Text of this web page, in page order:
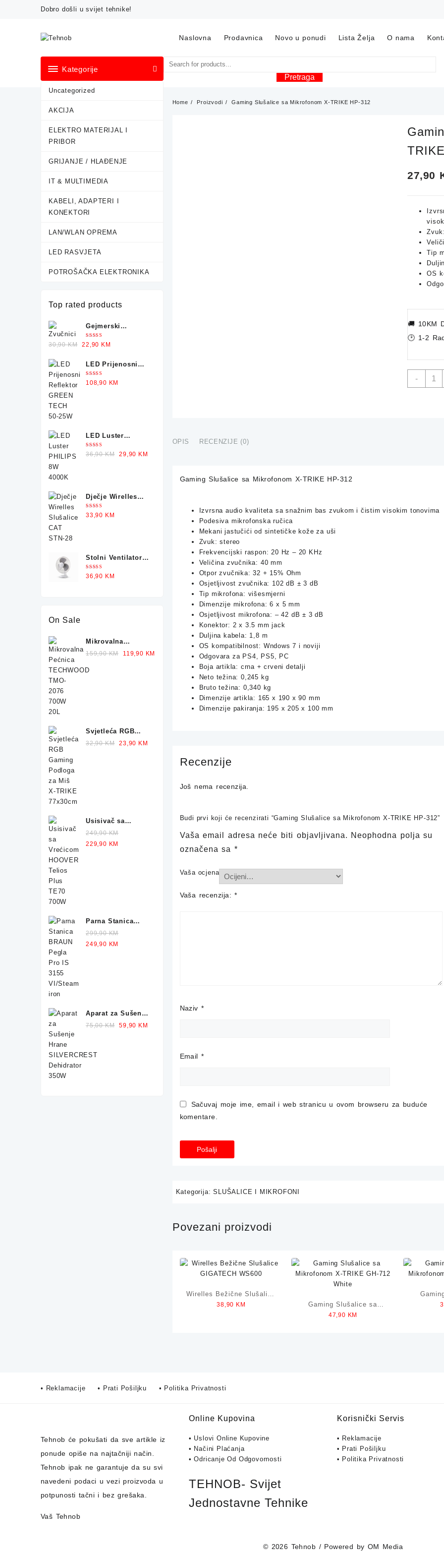
Dobro došli u svijet tehnike!
Naslovna Prodavnica Novo u ponudi Lista Želja O nama
Kategorije
Uncategorized
AKCIJA
ELEKTRO MATERIJAL I
PRIBOR
GRIJANJE / HLAĐENJE
IT & MULTIMEDIA
KABELI, ADAPTERI I
KONEKTORI
LAN/WLAN OPREMA
LED RASVJETA
POTROŠAČKA ELEKTRONIKA
Pretraga
Home Proizvodi Gaming Slušalice sa Mikrofonom X-TRIKE HP-312
27,90
Tip
OS
🚚 10KM
🕑 1-2
-
OPIS RECENZIJE (0)
Gaming Slušalice sa Mikrofonom X-TRIKE HP-312
Izvrsna audio kvaliteta sa snažnim bas zvukom i čistim visokim tonovima
Podesiva mikrofonska ručica
Mekani jastučići od sintetičke kože za uši
Zvuk: stereo
Frekvencijski raspon: 20 Hz – 20 KHz
Veličina zvučnika: 40 mm
Otpor zvučnika: 32 + 15% Ohm
Osjetljivost zvučnika: 102 dB ± 3 dB
Tip mikrofona: višesmjerni
Dimenzije mikrofona: 6 x 5 mm
Osjetljivost mikrofona: – 42 dB ± 3 dB
Konektor: 2 x 3.5 mm jack
Duljina kabela: 1,8 m
OS kompatibilnost: Wndows 7 i noviji
Odgovara za PS4, PS5, PC
Boja artikla: crna + crveni detalji
Neto težina: 0,245 kg
Bruto težina: 0,340 kg
Dimenzije artikla: 165 x 190 x 90 mm
Dimenzije pakiranja: 195 x 205 x 100 mm
Recenzije
Još nema recenzija.
Budi prvi koji će recenzirati “Gaming Slušalice sa Mikrofonom X-TRIKE HP-312”
Vaša email adresa neće biti objavljivana. Neophodna polja su
označena sa *
Vaša ocjena
Vaša recenzija:*
Naziv *
Email *
Sačuvaj moje ime, email i web stranicu u ovom browseru za buduće
komentare.
Kategorija:SLUŠALICE I MIKROFONI
Povezani proizvodi
Wirelles Bežične Slušalice
GIGATECH WS600
38,90 KM
Gaming Slušalice sa
Mikrofonom X-TRIKE GH-
47,90 KM
Top rated products
Gejmerski
Zvučnici sa
Osvjetljenjem X-
Ocjenjeno
5.00od 5
30,90KM
Original
was:
30,90 KM.
22,90 KM
is:
LED Prijenosni
Reflektor GREEN
TECH 50-25W
Ocjenjeno
5.00od 5
108,90 KM
LED Luster
PHILIPS 8W 4000K
Ocjenjeno
5.00od 5
36,90KM
Original
29,90 KM
Dječje Wirelles
Slušalice CAT
STN-28
Ocjenjeno
5.00od 5
33,90 KM
Stolni Ventilator
GREEN TECH 35W
Ocjenjeno
5.00od 5
36,90 KM
On Sale
Mikrovalna
Pećnica
2076 700W 20L
159,90KM
Original
119,90 KM
Svjetleća RGB
Gaming Podloga
32,90KM
Original
23,90 KM
Usisivač sa
Vrećicom HOOVER
Telios Plus TE70
249,90KM
Original
229,90 KM
Parna Stanica
BRAUN Pegla IS
1012 2400W
299,90KM
Original
249,90 KM
Aparat za Sušenje
Hrane
75,00KM
Original
59,90 KM
59,90 KM.
• Reklamacije • Prati Pošiljku • Politika Privatnosti
Tehnob će pokušati da sve artikle iz
ponude opiše na najtačniji način.
Tehnob ipak ne garantuje da su svi
navedeni podaci u vezi proizvoda u
potpunosti tačni i bez grešaka.
Vaš Tehnob
Online Kupovina
• Uslovi Online Kupovine
• Načini Plaćanja
• Odricanje Od Odgovornosti
TEHNOB- Svijet
Jednostavne Tehnike
Korisnički Servis
• Reklamacije
• Prati Pošiljku
• Politika Privatnosti
© 2026 Tehnob / Powered by OM Media